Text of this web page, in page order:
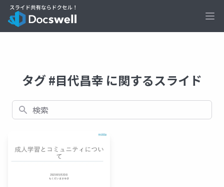
タグ #目代昌幸 に関するスライド
検索